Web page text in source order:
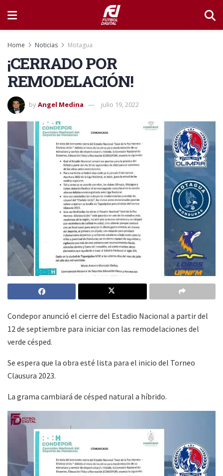
Home Noticias Motagua
¡CERRADO POR
REMODELACIÓN!
byAngel Medina julio 19, 2022
Condepor anunció el cierre del Estadio Nacional a partir del
12 de septiembre para iniciar con las remodelaciones del
verde césped.
Se espera que la obra esté lista para el inicio del Torneo
Clausura 2023.
La grama cambiará de césped natural a híbrido.